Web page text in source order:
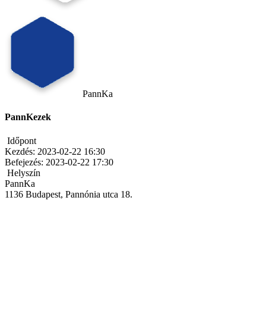
PannKa
PannKezek
Időpont
Kezdés: 2023-02-22 16:30
Befejezés: 2023-02-22 17:30
Helyszín
PannKa
1136 Budapest, Pannónia utca 18.